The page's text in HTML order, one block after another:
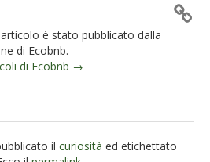
è stato pubblicato dalla
di Ecobnb.
di Ecobnb →
il curiosità ed etichettato